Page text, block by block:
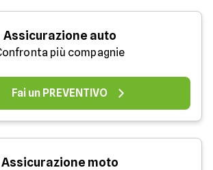
Assicurazione auto
più compagnie
Fai un PREVENTIVO
Assicurazione moto